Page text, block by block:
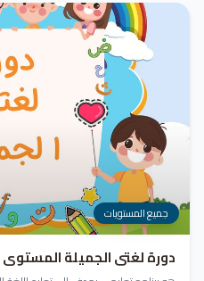
جميع المستويات
دورة لغتي الجميلة المستوى